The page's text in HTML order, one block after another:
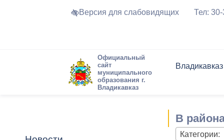
Версия для слабовидящих Тел:
Официальный
сайт
муниципального
образования г.
Владикавказ
Владикавказ
Устав
Торги и
Обратная
Комиссии
Новостная
Актуально
В
Категории: